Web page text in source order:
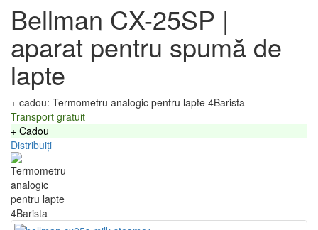
Bellman CX-25SP |
aparat pentru spumă de
lapte
+ cadou: Termometru analogic pentru lapte 4Barista
Transport gratuit
+ Cadou
Distribuiți